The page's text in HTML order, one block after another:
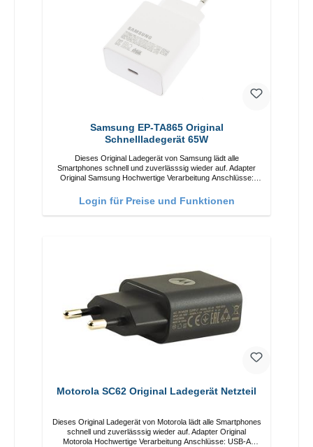
Samsung EP-TA865 Original
Schnellladegerät 65W
Dieses Original Ladegerät von Samsung lädt alle
Smartphones schnell und zuverlässsig wieder auf. Adapter
Original Samsung Hochwertige Verarbeitung Anschlüsse:
Login für Preise und Funktionen
Motorola SC62 Original Ladegerät Netzteil
Dieses Original Ladegerät von Motorola lädt alle Smartphones
schnell und zuverlässsig wieder auf. Adapter Original
Motorola Hochwertige Verarbeitung Anschlüsse: USB-A